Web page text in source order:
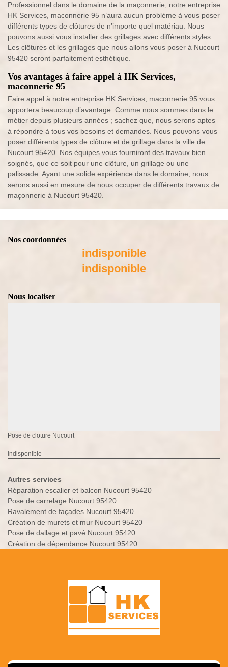
Professionnel dans le domaine de la maçonnerie, notre entreprise
HK Services, maconnerie 95 n’aura aucun problème à vous poser
différents types de clôtures de n’importe quel matériau. Nous
pouvons aussi vous installer des grillages avec différents styles.
Les clôtures et les grillages que nous allons vous poser à Nucourt
95420 seront parfaitement esthétique.
Vos avantages à faire appel à HK Services,
maconnerie 95
Faire appel à notre entreprise HK Services, maconnerie 95 vous
apportera beaucoup d’avantage. Comme nous sommes dans le
métier depuis plusieurs années ; sachez que, nous serons aptes
à répondre à tous vos besoins et demandes. Nous pouvons vous
poser différents types de clôture et de grillage dans la ville de
Nucourt 95420. Nos équipes vous fourniront des travaux bien
soignés, que ce soit pour une clôture, un grillage ou une
palissade. Ayant une solide expérience dans le domaine, nous
serons aussi en mesure de nous occuper de différents travaux de
maçonnerie à Nucourt 95420.
Nos coordonnées
indisponible
indisponible
Nous localiser
Pose de cloture Nucourt
indisponible
Autres services
Réparation escalier et balcon Nucourt 95420
Pose de carrelage Nucourt 95420
Ravalement de façades Nucourt 95420
Création de murets et mur Nucourt 95420
Pose de dallage et pavé Nucourt 95420
Création de dépendance Nucourt 95420